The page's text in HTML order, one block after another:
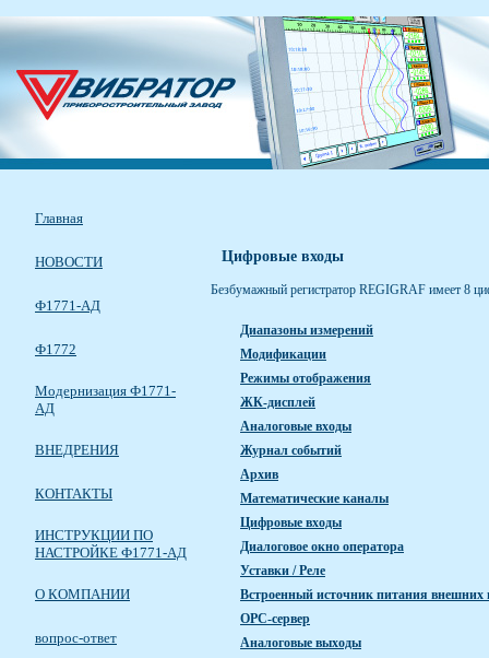
Главная
НОВОСТИ
Ф1771-АД
Ф1772
Модернизация Ф1771-
АД
ВНЕДРЕНИЯ
КОНТАКТЫ
ИНСТРУКЦИИ ПО
НАСТРОЙКЕ Ф1771-АД
О КОМПАНИИ
вопрос-ответ
Цифровые входы
Безбумажный регистратор REGIGRAF имеет 8
Диапазоны измерений
Модификации
Режимы отображения
ЖК-дисплей
Аналоговые входы
Журнал событий
Архив
Математические каналы
Цифровые входы
Диалоговое окно оператора
Уставки / Реле
Встроенный источник питания внешних
OPC-сервер
Аналоговые выходы